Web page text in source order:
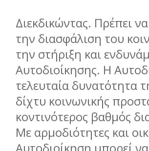
Διεκδικώντας. Πρέπει
την διασφάλιση του
την στήριξη και
Αυτοδιοίκησης. Η
τελευταία δυνατότητα
δίχτυ κοινωνικής
κοντινότερος βαθμός
Με αρμοδιότητες και